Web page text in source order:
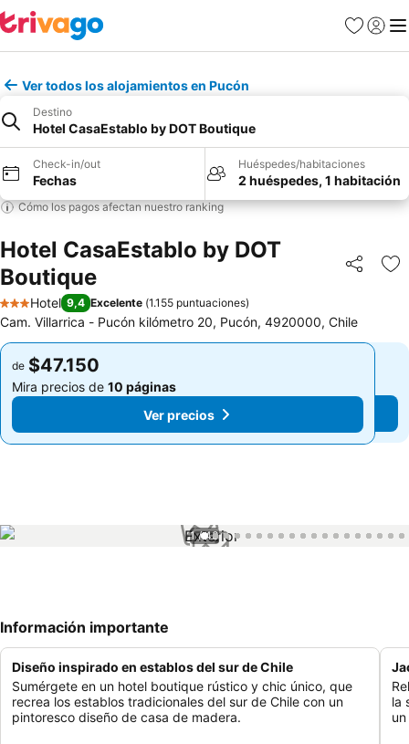
Favoritos
Iniciar
Ver todos los alojamientos en Pucón
Destino
Hotel CasaEstablo by DOT Boutique
Check-in/out
Fechas
Huéspedes/habitaciones
2 huéspedes, 1 habitación
Cómo los pagos afectan nuestro ranking
Hotel CasaEstablo by DOT
Boutique
Compartir
3 Estrellas
Hotel 9,4 Excelente (1.155 puntuaciones)
Cam. Villarrica - Pucón kilómetro 20, Pucón, 4920000, Chile
de $47.150
Mira precios de 10 páginas
Ver precios
de $47.150
Mira precios de 10 páginas
Ver precios
1 / 43
Información importante
Diseño inspirado en establos del sur de Chile
Sumérgete en un hotel boutique rústico y chic único, que
recrea los establos tradicionales del sur de Chile con un
pintoresco diseño de casa de madera.
la